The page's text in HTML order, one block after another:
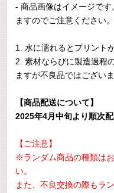
- 商品画像はイメージで
ますのでご注意ください。
1. 水に濡れるとプリント
2. 素材ならびに製造過程
ますが不良品ではございま
【商品配送について】
2025年4月中旬より順次
【ご注意】
※ランダム商品の種類は
い。
また、不良交換の際もラ